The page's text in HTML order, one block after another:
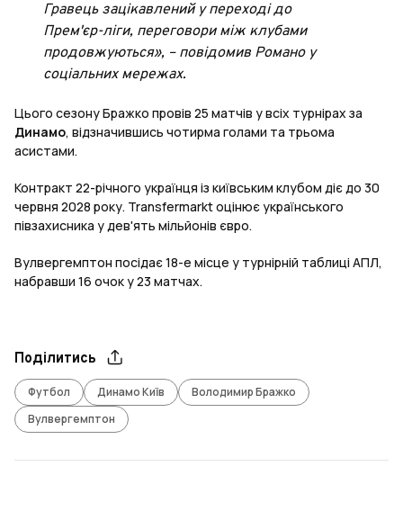
Гравець зацікавлений у переході до
Прем'єр-ліги, переговори між клубами
продовжуються», – повідомив Романо у
соціальних мережах.
Цього сезону Бражко провів 25 матчів у всіх турнірах за
Динамо, відзначившись чотирма голами та трьома
асистами.
Контракт 22-річного українця із київським клубом діє до 30
червня 2028 року. Transfermarkt оцінює українського
півзахисника у дев'ять мільйонів євро.
Вулвергемптон посідає 18-е місце у турнірній таблиці АПЛ,
набравши 16 очок у 23 матчах.
Поділитись
Футбол Динамо Київ
Володимир Бражко
Вулвергемптон